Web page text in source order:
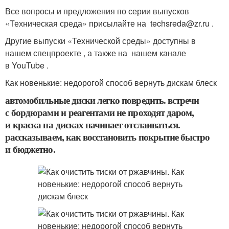
Все вопросы и предложения по серии выпусков
«Техническая среда» присылайте на techsreda@zr.ru .
Другие выпуски «Технической среды» доступны в
нашем спецпроекте , а также на нашем канале
в YouTube .
Как новенькие: недорогой способ вернуть дискам блеск
автомобильные диски легко повредить. встречи
с бордюрами и реагентами не проходят даром,
и краска на дисках начинает отслаиваться.
рассказываем, как восстановить покрытие быстро
и бюджетно.